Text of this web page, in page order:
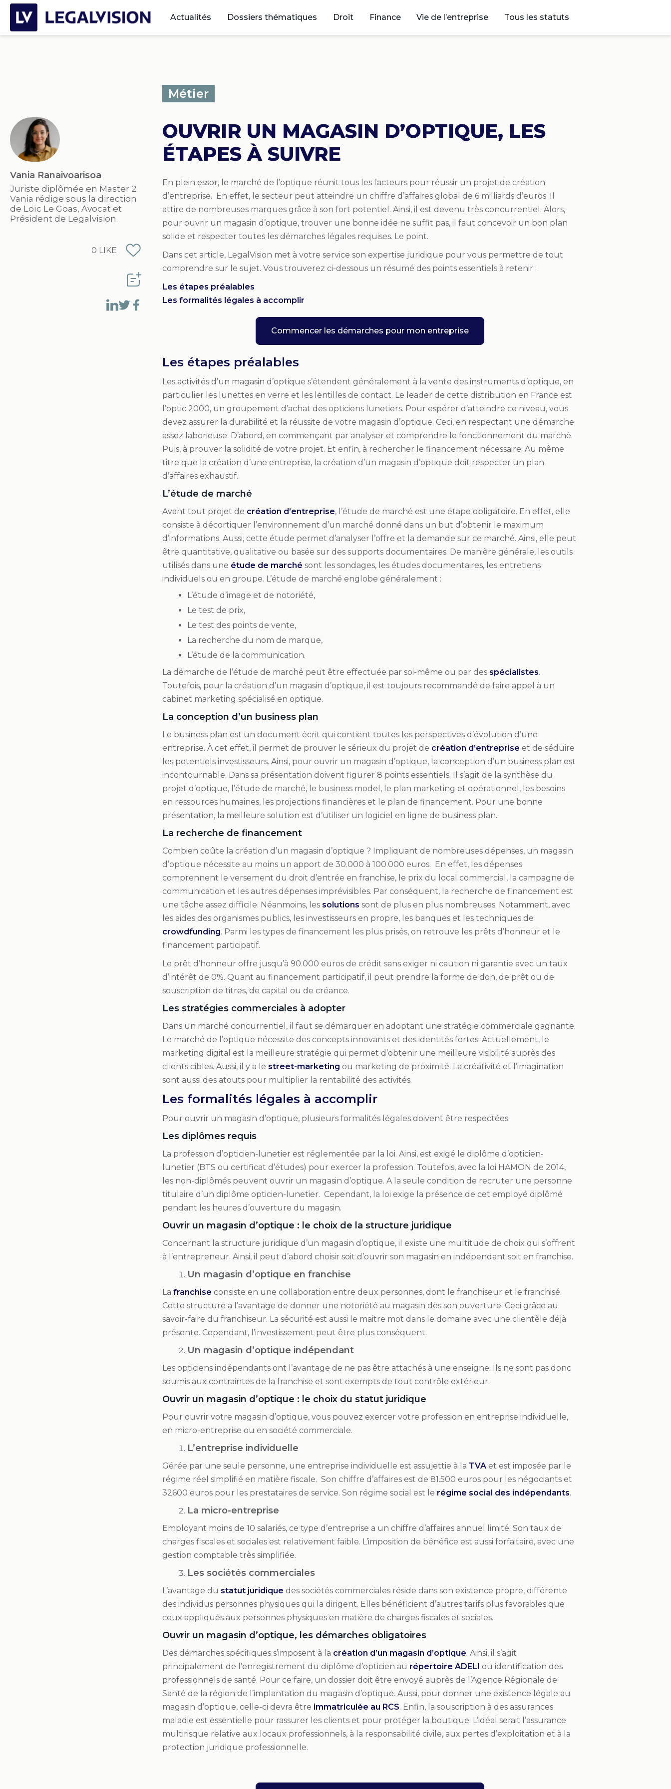
Actualités Dossiers thématiques Droit Finance Vie de l’entreprise Tous les statuts
Vania Ranaivoarisoa
Juriste diplômée en Master 2.
Vania rédige sous la direction
de Loïc Le Goas, Avocat et
Président de Legalvision.
0 LIKE
Métier
OUVRIR UN MAGASIN D’OPTIQUE, LES
ÉTAPES À SUIVRE
En plein essor, le marché de l’optique réunit tous les facteurs pour réussir un projet de création
d’entreprise. En effet, le secteur peut atteindre un chiffre d’affaires global de 6 milliards d’euros. Il
attire de nombreuses marques grâce à son fort potentiel. Ainsi, il est devenu très concurrentiel. Alors,
pour ouvrir un magasin d’optique, trouver une bonne idée ne suffit pas, il faut concevoir un bon plan
solide et respecter toutes les démarches légales requises. Le point.
Dans cet article, LegalVision met à votre service son expertise juridique pour vous permettre de tout
comprendre sur le sujet. Vous trouverez ci-dessous un résumé des points essentiels à retenir :
Les étapes préalables
Les formalités légales à accomplir
Commencer les démarches pour mon entreprise
Les étapes préalables
Les activités d’un magasin d’optique s’étendent généralement à la vente des instruments d’optique, en
particulier les lunettes en verre et les lentilles de contact. Le leader de cette distribution en France est
l’optic 2000, un groupement d’achat des opticiens lunetiers. Pour espérer d’atteindre ce niveau, vous
devez assurer la durabilité et la réussite de votre magasin d’optique. Ceci, en respectant une démarche
assez laborieuse. D’abord, en commençant par analyser et comprendre le fonctionnement du marché.
Puis, à prouver la solidité de votre projet. Et enfin, à rechercher le financement nécessaire. Au même
titre que la création d’une entreprise, la création d’un magasin d’optique doit respecter un plan
d’affaires exhaustif.
L’étude de marché
Avant tout projet de création d’entreprise, l’étude de marché est une étape obligatoire. En effet, elle
consiste à décortiquer l’environnement d’un marché donné dans un but d’obtenir le maximum
d’informations. Aussi, cette étude permet d’analyser l’offre et la demande sur ce marché. Ainsi, elle peut
être quantitative, qualitative ou basée sur des supports documentaires. De manière générale, les outils
utilisés dans une étude de marché sont les sondages, les études documentaires, les entretiens
individuels ou en groupe. L’étude de marché englobe généralement :
L’étude d’image et de notoriété,
Le test de prix,
Le test des points de vente,
La recherche du nom de marque,
L’étude de la communication.
La démarche de l’étude de marché peut être effectuée par soi-même ou par des spécialistes.
Toutefois, pour la création d’un magasin d’optique, il est toujours recommandé de faire appel à un
cabinet marketing spécialisé en optique.
La conception d’un business plan
Le business plan est un document écrit qui contient toutes les perspectives d’évolution d’une
entreprise. À cet effet, il permet de prouver le sérieux du projet de création d’entreprise et de séduire
les potentiels investisseurs. Ainsi, pour ouvrir un magasin d’optique, la conception d’un business plan est
incontournable. Dans sa présentation doivent figurer 8 points essentiels. Il s’agit de la synthèse du
projet d’optique, l’étude de marché, le business model, le plan marketing et opérationnel, les besoins
en ressources humaines, les projections financières et le plan de financement. Pour une bonne
présentation, la meilleure solution est d’utiliser un logiciel en ligne de business plan.
La recherche de financement
Combien coûte la création d’un magasin d’optique ? Impliquant de nombreuses dépenses, un magasin
d’optique nécessite au moins un apport de 30.000 à 100.000 euros. En effet, les dépenses
comprennent le versement du droit d’entrée en franchise, le prix du local commercial, la campagne de
communication et les autres dépenses imprévisibles. Par conséquent, la recherche de financement est
une tâche assez difficile. Néanmoins, les solutions sont de plus en plus nombreuses. Notamment, avec
les aides des organismes publics, les investisseurs en propre, les banques et les techniques de
crowdfunding. Parmi les types de financement les plus prisés, on retrouve les prêts d’honneur et le
financement participatif.
Le prêt d’honneur offre jusqu’à 90.000 euros de crédit sans exiger ni caution ni garantie avec un taux
d’intérêt de 0%. Quant au financement participatif, il peut prendre la forme de don, de prêt ou de
souscription de titres, de capital ou de créance.
Les stratégies commerciales à adopter
Dans un marché concurrentiel, il faut se démarquer en adoptant une stratégie commerciale gagnante.
Le marché de l’optique nécessite des concepts innovants et des identités fortes. Actuellement, le
marketing digital est la meilleure stratégie qui permet d’obtenir une meilleure visibilité auprès des
clients cibles. Aussi, il y a le street-marketing ou marketing de proximité. La créativité et l’imagination
sont aussi des atouts pour multiplier la rentabilité des activités.
Les formalités légales à accomplir
Pour ouvrir un magasin d’optique, plusieurs formalités légales doivent être respectées.
Les diplômes requis
La profession d’opticien-lunetier est réglementée par la loi. Ainsi, est exigé le diplôme d’opticien-
lunetier (BTS ou certificat d’études) pour exercer la profession. Toutefois, avec la loi HAMON de 2014,
les non-diplômés peuvent ouvrir un magasin d’optique. A la seule condition de recruter une personne
titulaire d’un diplôme opticien-lunetier. Cependant, la loi exige la présence de cet employé diplômé
pendant les heures d’ouverture du magasin.
Ouvrir un magasin d’optique : le choix de la structure juridique
Concernant la structure juridique d’un magasin d’optique, il existe une multitude de choix qui s’offrent
à l’entrepreneur. Ainsi, il peut d’abord choisir soit d’ouvrir son magasin en indépendant soit en franchise.
Un magasin d’optique en franchise
La franchise consiste en une collaboration entre deux personnes, dont le franchiseur et le franchisé.
Cette structure a l’avantage de donner une notoriété au magasin dès son ouverture. Ceci grâce au
savoir-faire du franchiseur. La sécurité est aussi le maitre mot dans le domaine avec une clientèle déjà
présente. Cependant, l’investissement peut être plus conséquent.
Un magasin d’optique indépendant
Les opticiens indépendants ont l’avantage de ne pas être attachés à une enseigne. Ils ne sont pas donc
soumis aux contraintes de la franchise et sont exempts de tout contrôle extérieur.
Ouvrir un magasin d’optique : le choix du statut juridique
Pour ouvrir votre magasin d’optique, vous pouvez exercer votre profession en entreprise individuelle,
en micro-entreprise ou en société commerciale.
L’entreprise individuelle
Gérée par une seule personne, une entreprise individuelle est assujettie à la TVA et est imposée par le
régime réel simplifié en matière fiscale. Son chiffre d’affaires est de 81.500 euros pour les négociants et
32600 euros pour les prestataires de service. Son régime social est le régime social des indépendants.
La micro-entreprise
Employant moins de 10 salariés, ce type d’entreprise a un chiffre d’affaires annuel limité. Son taux de
charges fiscales et sociales est relativement faible. L’imposition de bénéfice est aussi forfaitaire, avec une
gestion comptable très simplifiée.
Les sociétés commerciales
L’avantage du statut juridique des sociétés commerciales réside dans son existence propre, différente
des individus personnes physiques qui la dirigent. Elles bénéficient d’autres tarifs plus favorables que
ceux appliqués aux personnes physiques en matière de charges fiscales et sociales.
Ouvrir un magasin d’optique, les démarches obligatoires
Des démarches spécifiques s’imposent à la création d’un magasin d’optique. Ainsi, il s’agit
principalement de l’enregistrement du diplôme d’opticien au répertoire ADELI ou identification des
professionnels de santé. Pour ce faire, un dossier doit être envoyé auprès de l’Agence Régionale de
Santé de la région de l’implantation du magasin d’optique. Aussi, pour donner une existence légale au
magasin d’optique, celle-ci devra être immatriculée au RCS. Enfin, la souscription à des assurances
maladie est essentielle pour rassurer les clients et pour protéger la boutique. L’idéal serait l’assurance
multirisque relative aux locaux professionnels, à la responsabilité civile, aux pertes d’exploitation et à la
protection juridique professionnelle.